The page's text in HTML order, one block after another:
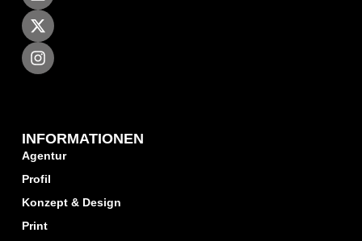
INFORMATIONEN
Agentur
Profil
Konzept & Design
Print